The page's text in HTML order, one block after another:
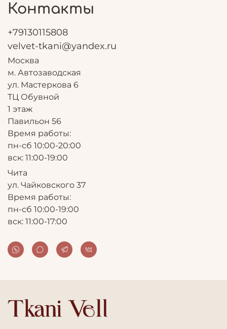
Контакты
+79130115808
velvet-tkani@yandex.ru
Москва
м. Автозаводская
ул. Мастеркова 6
ТЦ Обувной
1 этаж
Павильон 56
Время работы:
пн-сб 10:00-20:00
вск: 11:00-19:00
Чита
ул. Чайковского 37
Время работы:
пн-сб 10:00-19:00
вск: 11:00-17:00